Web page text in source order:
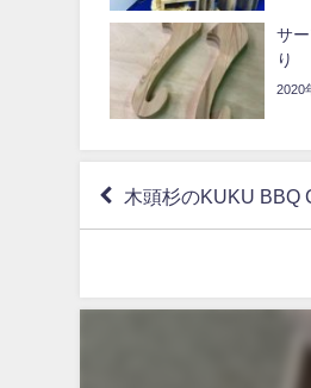
サ
り
2020
木頭杉のKUKU BBQ